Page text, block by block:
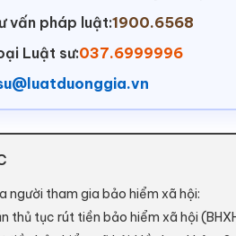
vấn pháp luật:1900.6568
Luật sư:037.6999996
người tham gia bảo hiểm xã hội:
thủ tục rút tiền bảo hiểm xã hội